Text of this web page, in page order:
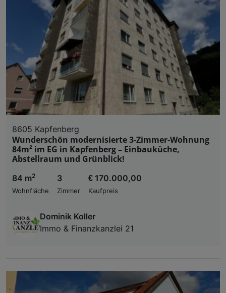
8605 Kapfenberg
Wunderschön modernisierte 3-Zimmer-Wohnung
84m² im EG in Kapfenberg – Einbauküche,
Abstellraum und Grünblick!
84 m2
Wohnfläche
3
Zimmer
€ 170.000,00
Kaufpreis
Dominik Koller
Immo & Finanzkanzlei 21